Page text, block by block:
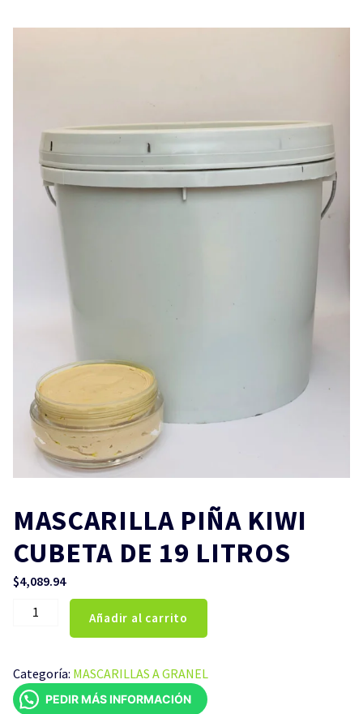
MASCARILLA PIÑA KIWI
CUBETA DE 19 LITROS
$4,089.94
MASCARILLA
CUBETA
DE
19
Añadir al carrito
Categoría: MASCARILLAS A GRANEL
PEDIR MÁS INFORMACIÓN